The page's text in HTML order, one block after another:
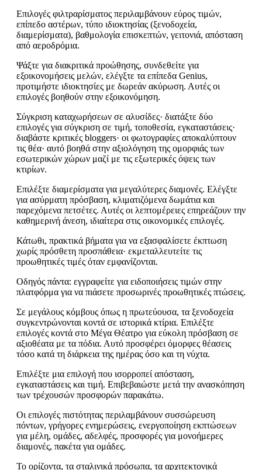
Επιλογές φιλτραρίσματος περιλαμβάνουν εύρος τιμών,
επίπεδο αστέρων, τύπο ιδιοκτησίας (ξενοδοχεία,
διαμερίσματα), βαθμολογία επισκεπτών, γειτονιά, απόσταση
από αεροδρόμια.
Ψάξτε για διακριτικά προώθησης, συνδεθείτε για
εξοικονομήσεις μελών, ελέγξτε τα επίπεδα Genius,
προτιμήστε ιδιοκτησίες με δωρεάν ακύρωση. Αυτές οι
επιλογές βοηθούν στην εξοικονόμηση.
Σύγκριση καταχωρήσεων σε αλυσίδες· διατάξτε δύο
επιλογές για σύγκριση σε τιμή, τοποθεσία, εγκαταστάσεις·
διαβάστε κριτικές bloggers· οι φωτογραφίες αποκαλύπτουν
τις θέα· αυτό βοηθά στην αξιολόγηση της ομορφιάς των
εσωτερικών χώρων μαζί με τις εξωτερικές όψεις των
κτιρίων.
Επιλέξτε διαμερίσματα για μεγαλύτερες διαμονές. Ελέγξτε
για ασύρματη πρόσβαση, κλιματιζόμενα δωμάτια και
παρεχόμενα πετσέτες. Αυτές οι λεπτομέρειες επηρεάζουν την
καθημερινή άνεση, ιδιαίτερα στις οικονομικές επιλογές.
Κάτωθι, πρακτικά βήματα για να εξασφαλίσετε έκπτωση
χωρίς πρόσθετη προσπάθεια· εκμεταλλευτείτε τις
προωθητικές τιμές όταν εμφανίζονται.
Οδηγός πάντα: εγγραφείτε για ειδοποιήσεις τιμών στην
πλατφόρμα για να πιάσετε προσωρινές προωθητικές πτώσεις.
Σε μεγάλους κόμβους όπως η πρωτεύουσα, τα ξενοδοχεία
συγκεντρώνονται κοντά σε ιστορικά κτίρια. Επιλέξτε
επιλογές κοντά στο Μέγα Θέατρο για εύκολη πρόσβαση σε
αξιοθέατα με τα πόδια. Αυτό προσφέρει όμορφες θέασεις
τόσο κατά τη διάρκεια της ημέρας όσο και τη νύχτα.
Επιλέξτε μια επιλογή που ισορροπεί απόσταση,
εγκαταστάσεις και τιμή. Επιβεβαιώστε μετά την ανασκόπηση
των τρέχουσών προσφορών παρακάτω.
Οι επιλογές πιστότητας περιλαμβάνουν συσσώρευση
πόντων, γρήγορες ενημερώσεις, ενεργοποίηση εκπτώσεων
για μέλη, ομάδες, αδελφές, προσφορές για μονοήμερες
διαμονές, πακέτα για ομάδες.
Το ορίζοντα, τα σταλινικά πρόσωπα, τα αρχιτεκτονικά